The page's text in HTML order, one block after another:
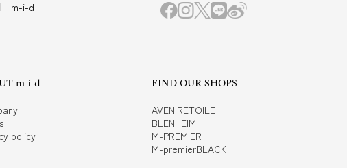
m-i-d
m-i-d
policy
FIND OUR SHOPS
AVENIRETOILE
BLENHEIM
M-PREMIER
M-premierBLACK